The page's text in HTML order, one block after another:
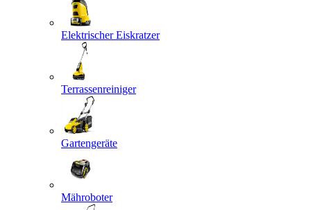
Elektrischer Eiskratzer
Terrassenreiniger
Gartengeräte
Mähroboter